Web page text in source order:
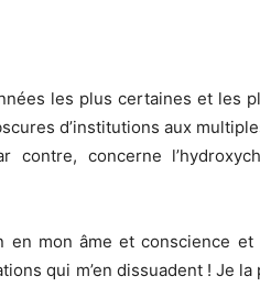
les plus certaines et les
d’institutions aux
concerne
en mon âme et conscience et
qui m’en dissuadent ! Je la